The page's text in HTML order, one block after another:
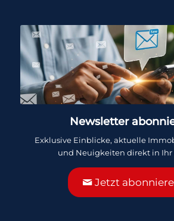
Newsletter
Exklusive Einblicke, aktuelle
und Neuigkeiten direkt in Ihr
Jetzt